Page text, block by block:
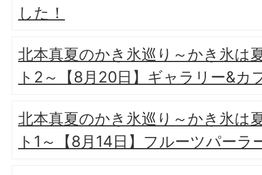
した！
北本真夏のかき氷巡り～かき氷は
ト2～【8月20日】ギャラリー&カ
北本真夏のかき氷巡り～かき氷は
ト1～【8月14日】フルーツパーラ